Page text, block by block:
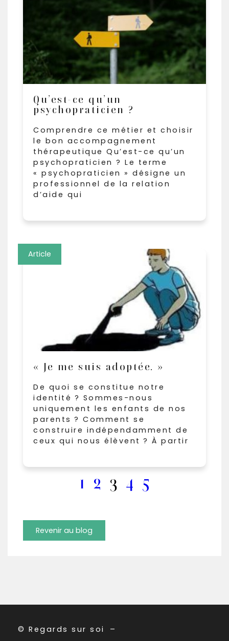
Qu’est-ce qu’un
psychopraticien ?
Comprendre ce métier et choisir
le bon accompagnement
thérapeutique Qu’est-ce qu’un
psychopraticien ? Le terme
« psychopraticien » désigne un
professionnel de la relation
d’aide qui
« Je me suis adoptée. »
De quoi se constitue notre
identité ? Sommes-nous
uniquement les enfants de nos
parents ? Comment se
construire indépendamment de
ceux qui nous élèvent ? À partir
Article
1 2 3 4 5
Revenir au blog
© Regards sur soi –